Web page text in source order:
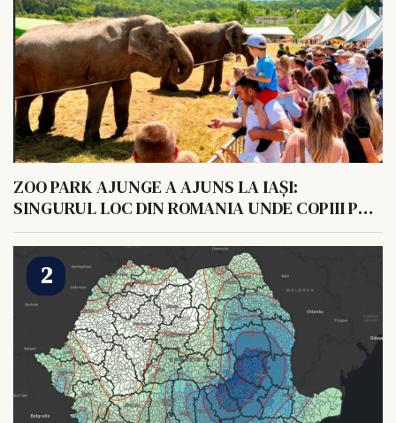
ZOO PARK AJUNGE A AJUNS LA IAȘI:
SINGURUL LOC DIN ROMANIA UNDE COPIII POT
HRANI UN ELEFANT